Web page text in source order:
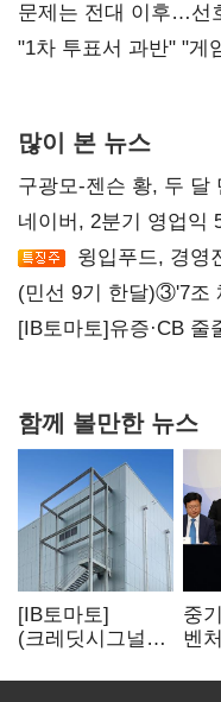
4만278명
문제는 전대 이후…선
불복'
"1차 투표서 과반" "
많이 본 뉴스
구광모-젠슨 황, 두 달
네이버, 2분기 영업익
윙입푸드, 경영
(민선 9기 한달)③'7조
20년만에 '비상재정'
[IB토마토]유증·CB
함께 볼만한 뉴스
[IB토마토]
(크레딧시그널)
수혜에도
중
벤
사